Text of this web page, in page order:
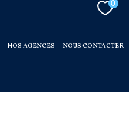
0
NOS AGENCES NOUS CONTACTER